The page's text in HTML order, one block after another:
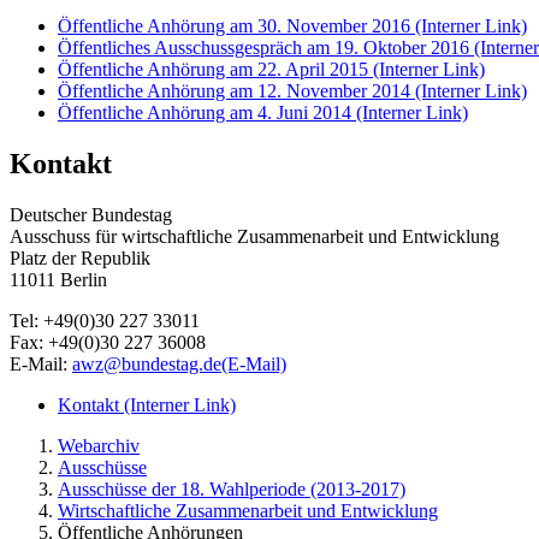
Öffentliche Anhörung am 30. November 2016 (Interner Link)
Öffentliches Ausschussgespräch am 19. Oktober 2016
Öffentliche Anhörung am 22. April 2015 (Interner Link)
Öffentliche Anhörung am 12. November 2014 (Interner Link)
Öffentliche Anhörung am 4. Juni 2014 (Interner Link)
Kontakt
Deutscher Bundestag
Ausschuss für wirtschaftliche Zusammenarbeit und Entwicklung
Platz der Republik
11011 Berlin
Tel: +49(0)30 227 33011
Fax: +49(0)30 227 36008
E-Mail: awz@bundestag.de(E-Mail)
Kontakt (Interner Link)
Webarchiv
Ausschüsse
Ausschüsse der 18. Wahlperiode (2013-2017)
Wirtschaftliche Zusammenarbeit und Entwicklung
Öffentliche Anhörungen